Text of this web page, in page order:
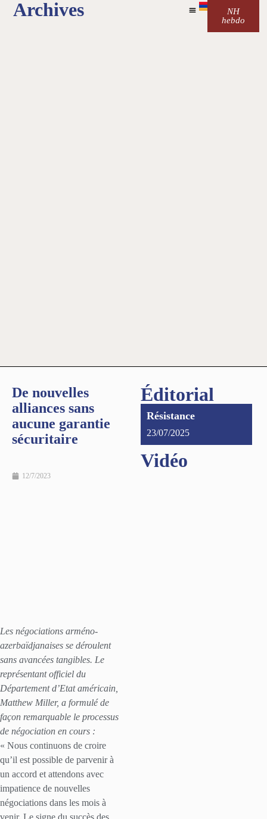
Archives
NH
hebdo
De nouvelles
alliances sans
aucune garantie
sécuritaire
12/7/2023
Les négociations arméno-
azerbaïdjanaises se déroulent
sans avancées tangibles. Le
représentant officiel du
Département d’Etat américain,
Matthew Miller, a formulé de
façon remarquable le processus
de négociation en cours :
« Nous continuons de croire
qu’il est possible de parvenir à
un accord et attendons avec
impatience de nouvelles
négociations dans les mois à
venir. Le signe du succès des
Éditorial
Résistance
23/07/2025
Vidéo